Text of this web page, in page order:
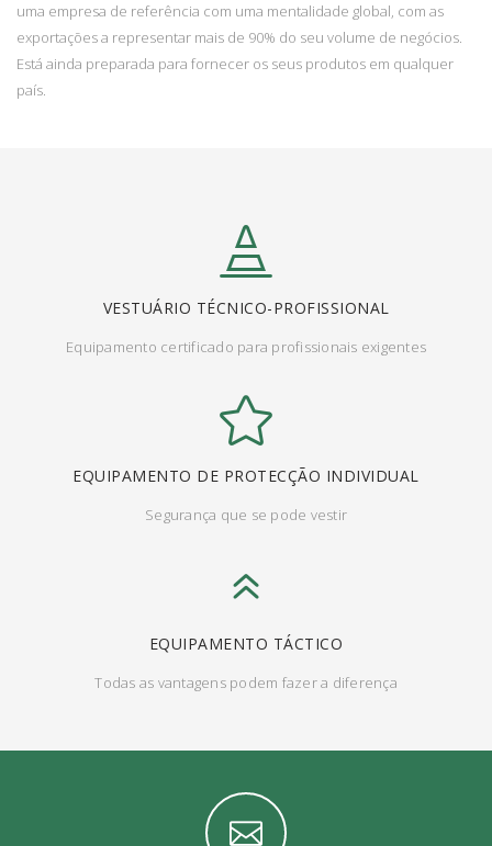
uma empresa de referência com uma mentalidade global, com as
exportações a representar mais de 90% do seu volume de negócios.
Está ainda preparada para fornecer os seus produtos em qualquer
país.
VESTUÁRIO TÉCNICO-PROFISSIONAL
Equipamento certificado para profissionais exigentes
EQUIPAMENTO DE PROTECÇÃO INDIVIDUAL
Segurança que se pode vestir
EQUIPAMENTO TÁCTICO
Todas as vantagens podem fazer a diferença